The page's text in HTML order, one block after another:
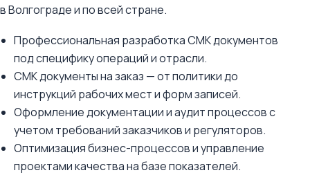
в Волгограде и по всей стране.
Профессиональная разработка СМК документов
под специфику операций и отрасли.
СМК документы на заказ — от политики до
инструкций рабочих мест и форм записей.
Оформление документации и аудит процессов с
учетом требований заказчиков и регуляторов.
Оптимизация бизнес-процессов и управление
проектами качества на базе показателей.